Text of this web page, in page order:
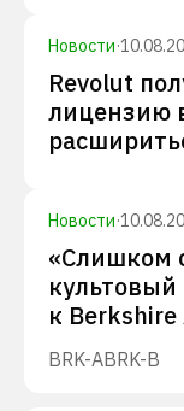
Новости·
Revolut
лицензию
Новости·
«Слишком
к Berkshire
BRK-ABRK-B